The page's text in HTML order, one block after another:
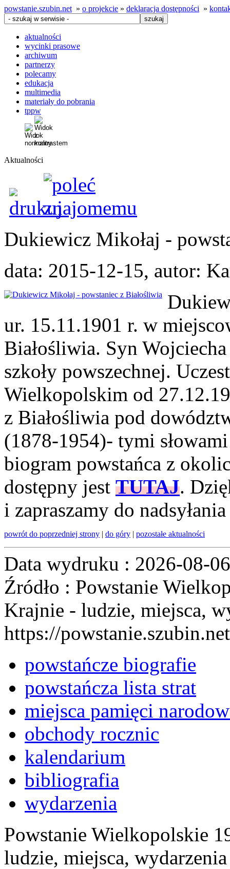
powstanie.szubin.net » o projekcie » deklaracja dostępności »
aktualności
wycinki prasowe
archiwum
partnerzy
polecamy
edukacja
multimedia
materiały do pobrania
tppw
Aktualności
Dukiewicz Mikołaj -
data: 2015-12-15, autor:
ur. 15.11.1901 r. w
Białośliwia. Syn
szkoły powszechnej.
Wielkopolskim od
z Białośliwia pod
(1878-1954)- tymi
biogram powstańca z
dostępny jest TUTAJ.
i zapraszamy do
powrót do poprzedniej strony | do góry | pozostałe aktualności
Data wydruku : 2026-08-06
Źródło : Powstanie
Krajnie - ludzie, miejsca,
https://powstanie.szubin.net
powstańcze biografie
powstańcza lista strat
miejsca pamięci
obchody rocznic
kalendarium
bibliografia
wydarzenia
Powstanie Wielkopolskie
ludzie, miejsca,